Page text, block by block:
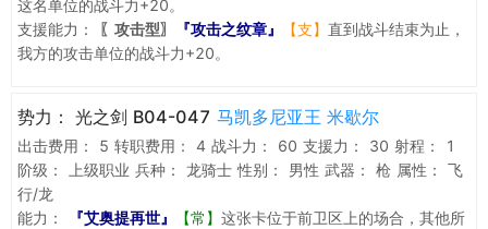
这名单位的战斗力+20。
支援能力：
〖攻击型〗 『攻击之纹章』 【支】 直到战斗结束为止，
我方的攻击单位的战斗力+20。
势力： 光之剑 B04-047 马凯多尼亚王 米歇尔
出击费用： 5 转职费用： 4 战斗力： 60 支援力： 30 射程：
1
阶级：
上级职业 兵种： 龙骑士 性别： 男性 武器： 枪 属性：
飞
行/龙
能力：
『艾奥提再世』 【常】 这张卡位于前卫区上的场合，其他所